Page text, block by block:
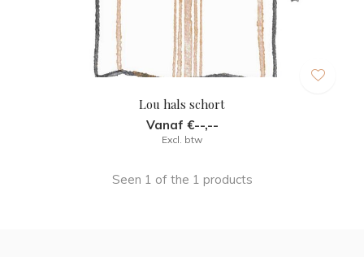
Lou hals schort
Vanaf €--,--
Excl. btw
Seen 1 of the 1 products